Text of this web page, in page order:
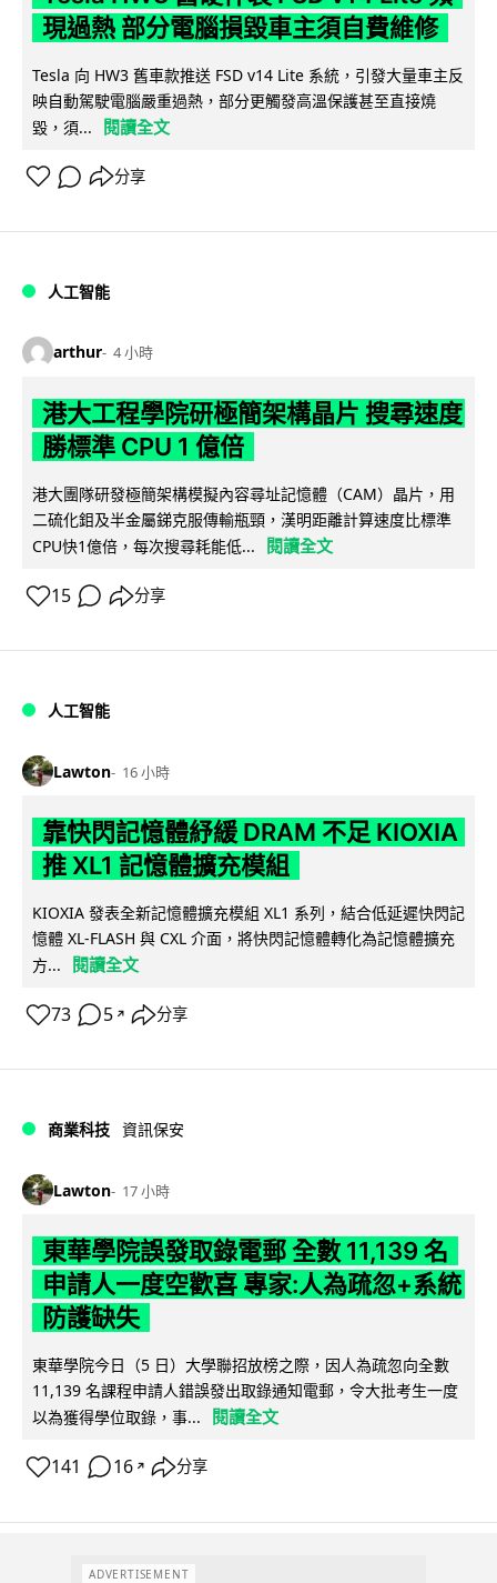
現過熱 部分電腦損毀車主須自費維修
Tesla 向 HW3 舊車款推送 FSD v14 Lite 系統，引發大量車主反
映自動駕駛電腦嚴重過熱，部分更觸發高溫保護甚至直接燒
毀，須...
閱讀全文
分享
人工智能
arthur 4 小時
港大工程學院研極簡架構晶片 搜尋速度
勝標準 CPU 1 億倍
港大團隊研發極簡架構模擬內容尋址記憶體（CAM）晶片，用
二硫化鉬及半金屬銻克服傳輸瓶頸，漢明距離計算速度比標準
CPU快1億倍，每次搜尋耗能低...
閱讀全文
15 分享
人工智能
Lawton 16 小時
靠快閃記憶體紓緩 DRAM 不足 KIOXIA
推 XL1 記憶體擴充模組
KIOXIA 發表全新記憶體擴充模組 XL1 系列，結合低延遲快閃記
憶體 XL-FLASH 與 CXL 介面，將快閃記憶體轉化為記憶體擴充
方...
閱讀全文
73 5 ↗ 分享
商業科技 資訊保安
Lawton 17 小時
東華學院誤發取錄電郵 全數 11,139 名
申請人一度空歡喜 專家:人為疏忽+系統
防護缺失
東華學院今日（5 日）大學聯招放榜之際，因人為疏忽向全數
11,139 名課程申請人錯誤發出取錄通知電郵，令大批考生一度
以為獲得學位取錄，事...
閱讀全文
141 16 ↗ 分享
ADVERTISEMENT